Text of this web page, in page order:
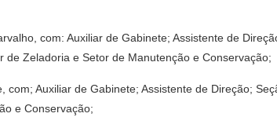
com: Auxiliar de Gabinete; Assistente de
Zeladoria e Setor de Manutenção e Conservação;
Auxiliar de Gabinete; Assistente de Direção;
e Conservação;